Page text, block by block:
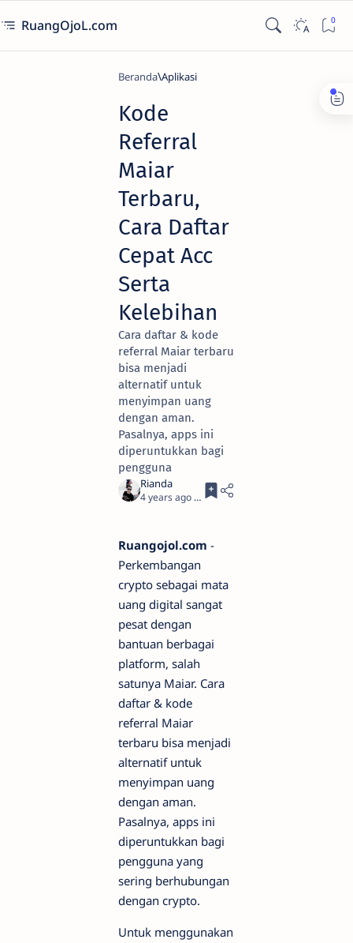
RuangOjoL.com
Beranda Aplikasi
Kode
Referral
Maiar
Terbaru,
Cara Daftar
Cepat Acc
Serta
Kelebihan
Cara daftar & kode
referral Maiar terbaru
bisa menjadi
alternatif untuk
menyimpan uang
dengan aman.
Pasalnya, apps ini
diperuntukkan bagi
pengguna
4 years ago 5
Ruangojol.com -
Perkembangan
crypto sebagai mata
uang digital sangat
pesat dengan
bantuan berbagai
platform, salah
satunya Maiar. Cara
daftar & kode
referral Maiar
terbaru bisa menjadi
alternatif untuk
menyimpan uang
dengan aman.
Pasalnya, apps ini
diperuntukkan bagi
pengguna yang
sering berhubungan
dengan crypto.
Untuk menggunakan